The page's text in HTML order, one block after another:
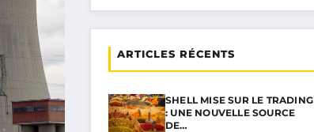
ARTICLES RÉCENTS
SHELL MISE SUR LE TRADING
: UNE NOUVELLE SOURCE
DE…